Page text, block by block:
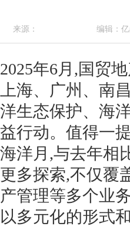
来源： 编辑：
2025年6月,国贸
上海、广州、南
洋生态保护、海
益行动。值得一
海洋月,与去年相
更多探索,不仅覆
产管理等多个业
以多元化的形式